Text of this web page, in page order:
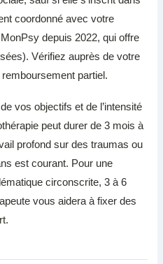
coordonné avec votre
depuis 2022, qui offre
Vérifiez auprès de votre
partiel.
vos objectifs et de l’intensité
peut durer de 3 mois à
profond sur des traumas ou
est courant. Pour une
circonscrite, 3 à 6
vous aidera à fixer des